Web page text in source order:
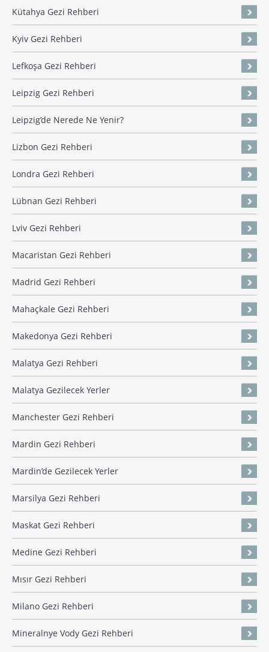
Kütahya Gezi Rehberi
Kyiv Gezi Rehberi
Lefkoşa Gezi Rehberi
Leipzig Gezi Rehberi
Leipzig’de Nerede Ne Yenir?
Lizbon Gezi Rehberi
Londra Gezi Rehberi
Lübnan Gezi Rehberi
Lviv Gezi Rehberi
Macaristan Gezi Rehberi
Madrid Gezi Rehberi
Mahaçkale Gezi Rehberi
Makedonya Gezi Rehberi
Malatya Gezi Rehberi
Malatya Gezilecek Yerler
Manchester Gezi Rehberi
Mardin Gezi Rehberi
Mardin’de Gezilecek Yerler
Marsilya Gezi Rehberi
Maskat Gezi Rehberi
Medine Gezi Rehberi
Mısır Gezi Rehberi
Milano Gezi Rehberi
Mineralnye Vody Gezi Rehberi